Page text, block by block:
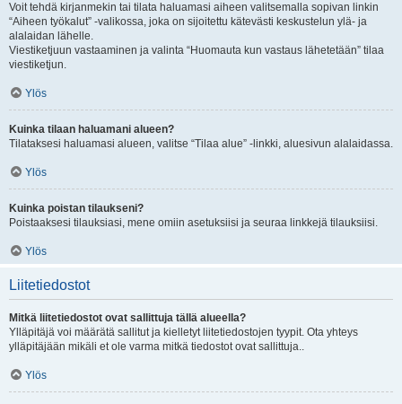
Voit tehdä kirjanmekin tai tilata haluamasi aiheen valitsemalla sopivan linkin
“Aiheen työkalut” -valikossa, joka on sijoitettu kätevästi keskustelun ylä- ja
alalaidan lähelle.
Viestiketjuun vastaaminen ja valinta “Huomauta kun vastaus lähetetään” tilaa
viestiketjun.
Ylös
Kuinka tilaan haluamani alueen?
Tilataksesi haluamasi alueen, valitse “Tilaa alue” -linkki, aluesivun alalaidassa.
Ylös
Kuinka poistan tilaukseni?
Poistaaksesi tilauksiasi, mene omiin asetuksiisi ja seuraa linkkejä tilauksiisi.
Ylös
Liitetiedostot
Mitkä liitetiedostot ovat sallittuja tällä alueella?
Ylläpitäjä voi määrätä sallitut ja kielletyt liitetiedostojen tyypit. Ota yhteys
ylläpitäjään mikäli et ole varma mitkä tiedostot ovat sallittuja..
Ylös